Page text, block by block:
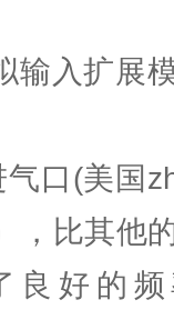
输入扩展
口(美国
，比其他
良好的